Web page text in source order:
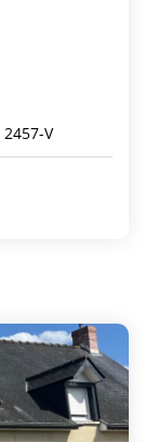
2457-V